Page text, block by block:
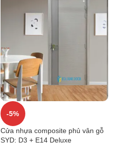
-5%
Cửa nhựa composite phủ vân gỗ
SYD: D3 + E14 Deluxe